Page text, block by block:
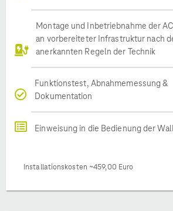
Montage und Inbetriebnahme der
an vorbereiteter Infrastruktur nach
anerkannten Regeln der Technik
Funktionstest, Abnahmemessung &
Dokumentation
Einweisung in die Bedienung der
Installationskosten ~459,00 Euro